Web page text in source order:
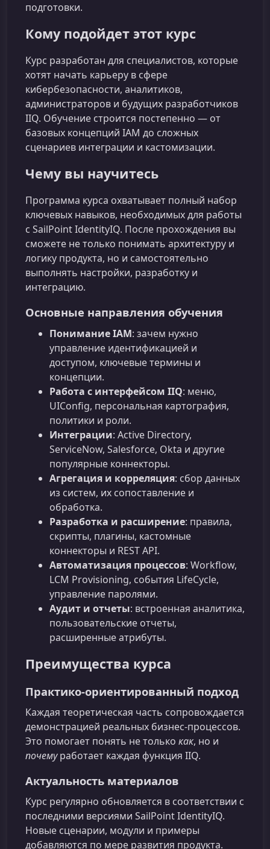
подготовки.
Кому подойдет этот курс
Курс разработан для специалистов, которые
хотят начать карьеру в сфере
кибербезопасности, аналитиков,
администраторов и будущих разработчиков
IIQ. Обучение строится постепенно — от
базовых концепций IAM до сложных
сценариев интеграции и кастомизации.
Чему вы научитесь
Программа курса охватывает полный набор
ключевых навыков, необходимых для работы
с SailPoint IdentityIQ. После прохождения вы
сможете не только понимать архитектуру и
логику продукта, но и самостоятельно
выполнять настройки, разработку и
интеграцию.
Основные направления обучения
Понимание IAM: зачем нужно
управление идентификацией и
доступом, ключевые термины и
концепции.
Работа с интерфейсом IIQ: меню,
UIConfig, персональная картография,
политики и роли.
Интеграции: Active Directory,
ServiceNow, Salesforce, Okta и другие
популярные коннекторы.
Агрегация и корреляция: сбор данных
из систем, их сопоставление и
обработка.
Разработка и расширение: правила,
скрипты, плагины, кастомные
коннекторы и REST API.
Автоматизация процессов: Workflow,
LCM Provisioning, события LifeCycle,
управление паролями.
Аудит и отчеты: встроенная аналитика,
пользовательские отчеты,
расширенные атрибуты.
Преимущества курса
Практико-ориентированный подход
Каждая теоретическая часть сопровождается
демонстрацией реальных бизнес-процессов.
Это помогает понять не только как, но и
почемуработает каждая функция IIQ.
Актуальность материалов
Курс регулярно обновляется в соответствии с
последними версиями SailPoint IdentityIQ.
Новые сценарии, модули и примеры
добавляются по мере развития продукта.